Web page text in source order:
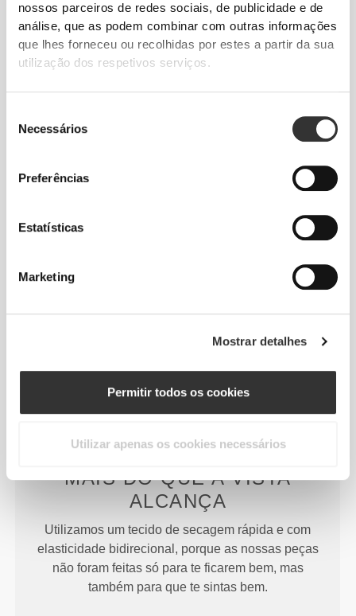
nossos parceiros de redes sociais, de publicidade e de
análise, que as podem combinar com outras informações
que lhes forneceu ou recolhidas por estes a partir da sua
utilização dos respetivos serviços.
Necessários
Preferências
Estatísticas
Marketing
Mostrar detalhes
Permitir todos os cookies
Utilizar apenas os cookies necessários
PROJETADO PARAA
ELASTICIDADE
As nossas peças promovem compressão e
elasticidade, e foram criadas para se moverem
PERFEITA
Peças de vestuário desenhadas com uma cintura
alta o suficiente para te dar suporte e se manterem
MAIS DO QUEA VISTA
ALCANÇA
Utilizamos um tecido de secagem rápida e com
elasticidade bidirecional, porque as nossas peças
não foram feitas só para te ficarem bem, mas
também para que te sintas bem.